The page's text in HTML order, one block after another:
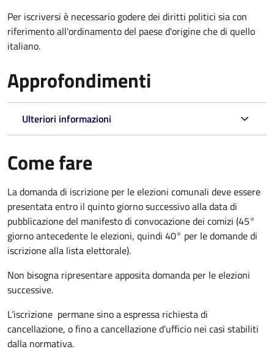
Per iscriversi è necessario godere dei diritti politici sia con
riferimento all'ordinamento del paese d'origine che di quello
italiano.
Approfondimenti
Ulteriori informazioni
Come fare
La domanda di iscrizione per le elezioni comunali deve essere
presentata entro il quinto giorno successivo alla data di
pubblicazione del manifesto di convocazione dei comizi (45°
giorno antecedente le elezioni, quindi 40° per le domande di
iscrizione alla lista elettorale).
Non bisogna ripresentare apposita domanda per le elezioni
successive.
L’iscrizione permane sino a espressa richiesta di
cancellazione, o fino a cancellazione d’ufficio nei casi stabiliti
dalla normativa.